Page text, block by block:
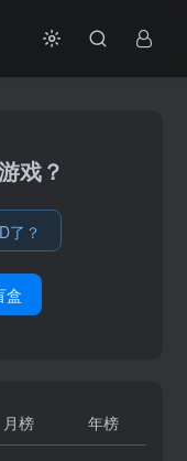
戏？
了？
盒
月榜 年榜